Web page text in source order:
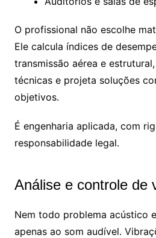
O profissional não escolhe
Ele calcula índices de
transmissão aérea e
técnicas e projeta soluções
objetivos.
É engenharia aplicada, com
responsabilidade legal.
Análise e controle de
Nem todo problema acústico
apenas ao som audível.